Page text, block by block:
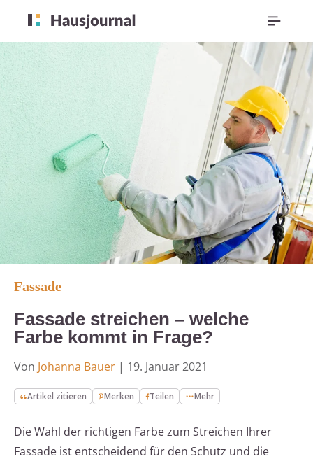
Fassade
Fassade streichen – welche
Farbe kommt in Frage?
Von Johanna Bauer | 19. Januar 2021
Artikel zitieren Merken Teilen Mehr
Die Wahl der richtigen Farbe zum Streichen Ihrer
Fassade ist entscheidend für den Schutz und die